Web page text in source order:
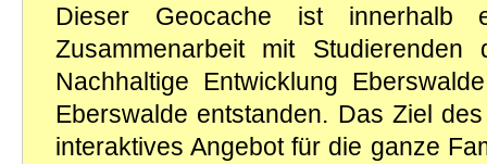
Dieser Geocache ist innerhalb
Zusammenarbeit mit
Nachhaltige Entwicklung
Eberswalde entstanden. Das Ziel
interaktives Angebot für die ganze